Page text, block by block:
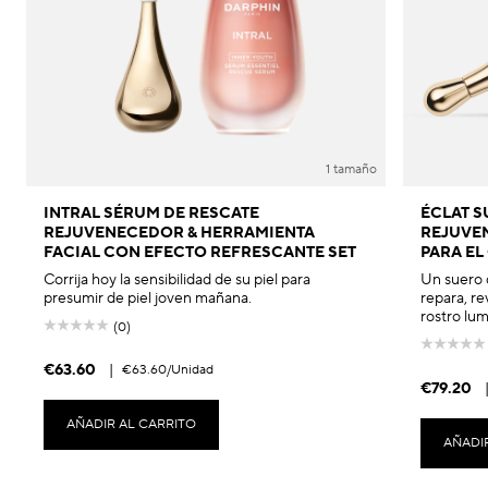
1 tamaño
INTRAL SÉRUM DE RESCATE
REJUVENECEDOR & HERRAMIENTA
FACIAL CON EFECTO REFRESCANTE SET
Corrija hoy la sensibilidad de su piel para
presumir de piel joven mañana.
(0)
€63.60 | €63.60/Unidad
AÑADIR AL CARRITO
ÉCLAT
PARA
Un suero
repara,
rostro
€79.20 |